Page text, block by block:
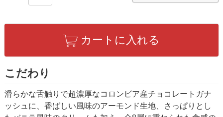
カートに入れる
こだわり
滑らかな舌触りで超濃厚なコロンビア産チョコレートガナ
ッシュに、香ばしい風味のアーモンド生地、さっぱりとし